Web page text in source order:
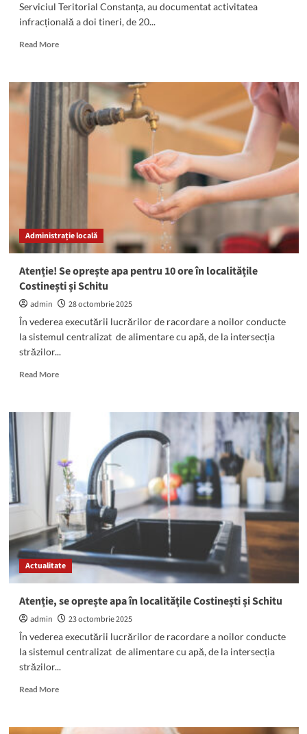
Serviciul Teritorial Constanța, au documentat activitatea
infracțională a doi tineri, de 20...
Read MoreRead
(VIDEO)
Mascații
au
săltat
vindeau
București
Administrație locală
Atenție! Se oprește apa pentru 10 ore în localitățile
Costinești și Schitu
admin
28 octombrie 2025
În vederea executării lucrărilor de racordare a noilor conducte
la sistemul centralizat de alimentare cu apă, de la intersecția
străzilor...
Read MoreRead
Atenție!
pentru
10
ore
în
localitățile
Costinești
și
Schitu
Actualitate
Atenție, se oprește apa în localitățile Costinești și Schitu
admin
23 octombrie 2025
În vederea executării lucrărilor de racordare a noilor conducte
la sistemul centralizat de alimentare cu apă, de la intersecția
străzilor...
Read MoreRead
Atenție,